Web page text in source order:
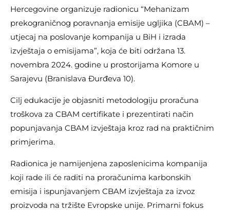
Hercegovine organizuje radionicu “Mehanizam
prekograničnog poravnanja emisije ugljika (CBAM) –
utjecaj na poslovanje kompanija u BiH i izrada
izvještaja o emisijama”, koja će biti održana 13.
novembra 2024. godine u prostorijama Komore u
Sarajevu (Branislava Đurđeva 10).
Cilj edukacije je objasniti metodologiju proračuna
troškova za CBAM certifikate i prezentirati način
popunjavanja CBAM izvještaja kroz rad na praktičnim
primjerima.
Radionica je namijenjena zaposlenicima kompanija
koji rade ili će raditi na proračunima karbonskih
emisija i ispunjavanjem CBAM izvještaja za izvoz
proizvoda na tržište Evropske unije. Primarni fokus